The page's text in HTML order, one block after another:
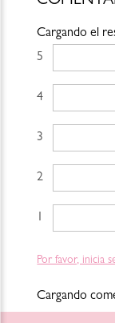
Fruit Extract,
Sodium Lactate,
10/15
Disteardimonium
Hexylene Glycol,
Xanthan Gum,
Citrate, Potassium
Benzoate,
Cargando el
5 estrellas
4 estrellas
3 estrellas
2 estrellas
1 estrella
Por favor, inicia
Cargando